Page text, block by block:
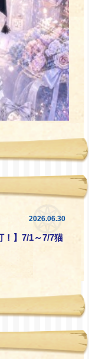
2026.06.30
！】7/1～7/7猫